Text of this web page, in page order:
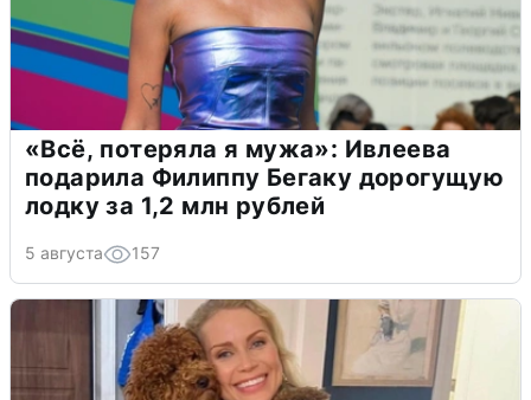
«Всё, потеряла я мужа»: Ивлеева
подарила Филиппу Бегаку дорогущую
лодку за 1,2 млн рублей
5 августа 157